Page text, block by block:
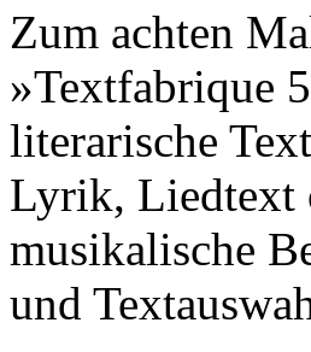
Zum achten
»Textfabrique
literarische
Lyrik, Liedtext
musikalische
und